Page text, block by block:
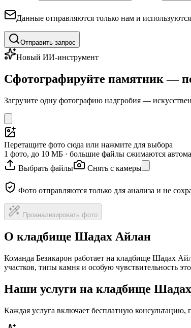
Данные отправляются только нам и
Отправить запрос
Новый ИИ-инструмент
Сфотографируйте памятник —
Загрузите одну фотографию надгробия —
Перетащите фото сюда или нажмите для выбора
1 фото, до 10 МБ · большие файлы сжимаются
Выбрать файлы
Снять с камеры
Фото отправляются только для анализа и не
Проанализировать фото
О кладбище Шадах Айлан
Команда Безикарон работает на кладбище Шадах
участков, типы камня и особую чувствительность
Наши услуги на кладбище
Каждая услуга включает бесплатную